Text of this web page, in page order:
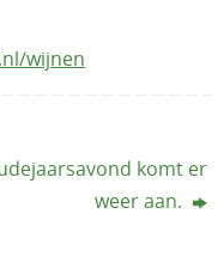
wijnen
komt er
weer aan.